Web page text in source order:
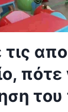
τις
πότε
του